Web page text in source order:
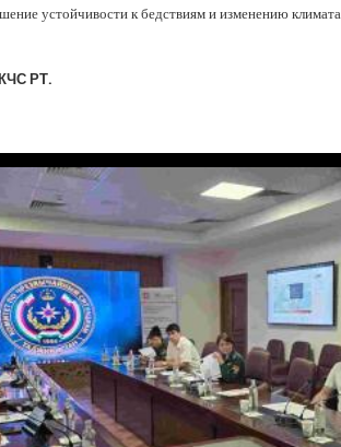
устойчивости к бедствиям и изменению
РТ.